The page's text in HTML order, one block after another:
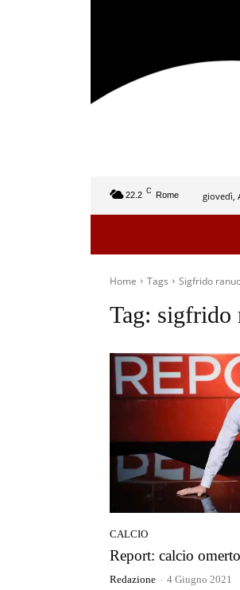
22.2 C Rome giovedì,
Home Tags Sigfrido
Tag: sigfrido
CALCIO
Report: calcio
Redazione - 4 Giugno 2021